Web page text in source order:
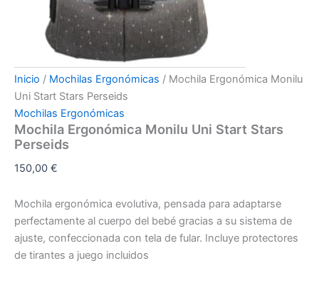
Inicio / Mochilas Ergonómicas / Mochila Ergonómica Monilu
Uni Start Stars Perseids
Mochilas Ergonómicas
Mochila Ergonómica Monilu Uni Start Stars
Perseids
150,00 €
Mochila ergonómica evolutiva, pensada para adaptarse
perfectamente al cuerpo del bebé gracias a su sistema de
ajuste, confeccionada con tela de fular. Incluye protectores
de tirantes a juego incluidos